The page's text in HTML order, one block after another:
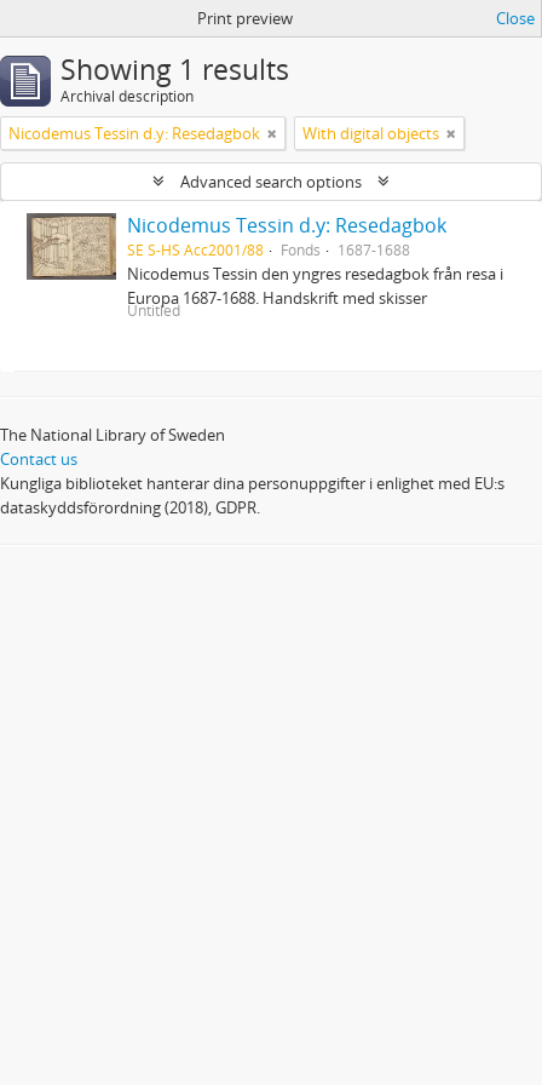
Print preview Close
Showing 1 results
Archival description
Nicodemus Tessin d.y: Resedagbok With digital objects
Advanced search options
Nicodemus Tessin d.y: Resedagbok
SE S-HS Acc2001/88 Fonds 1687-1688
Nicodemus Tessin den yngres resedagbok från resa i
Europa 1687-1688. Handskrift med skisser
Untitled
The National Library of Sweden
Contact us
Kungliga biblioteket hanterar dina personuppgifter i enlighet med EU:s
dataskyddsförordning (2018), GDPR.